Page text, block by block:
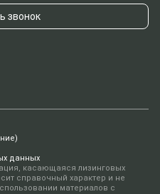
звонок
данных
касающаяся лизинговых
справочный характер и не
материалов с